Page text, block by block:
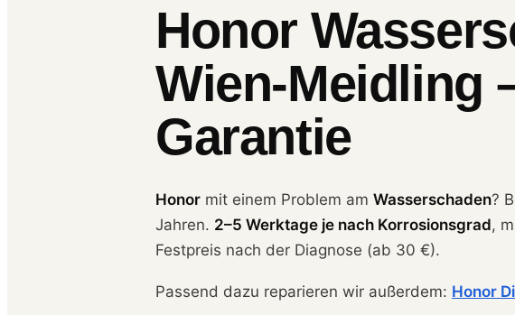
Honor
Wien-Meidling
Garantie
Honor mit einem Problem am Wasserschaden?
Jahren. 2–5 Werktage je nach Korrosionsgrad,
Festpreis nach der Diagnose (ab 30 €).
Passend dazu reparieren wir außerdem: Honor